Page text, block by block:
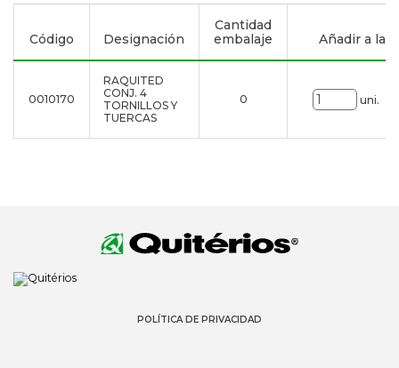
Código Designación
Cantidad
embalaje
Añadir a la
0010170
RAQUITED
CONJ. 4
TORNILLOS Y
TUERCAS
0 uni.
POLÍTICA DE PRIVACIDAD